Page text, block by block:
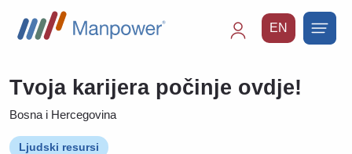
EN
Tvoja karijera počinje ovdje!
Bosna i Hercegovina
Ljudski resursi